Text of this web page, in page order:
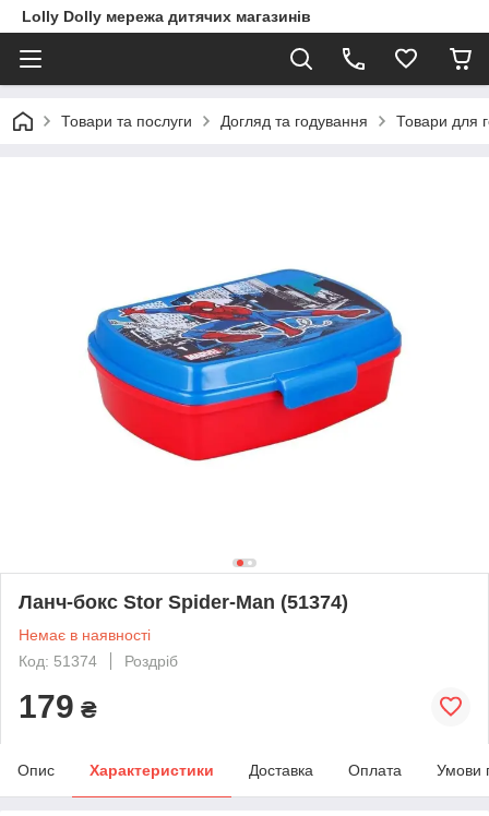
Lolly Dolly мережа дитячих магазинів
Товари та послуги Догляд та годування Товари для
Ланч-бокс Stor Spider-Man (51374)
Немає в наявності
Код: 51374
Роздріб
179 ₴
Опис Характеристики Доставка Оплата Умови